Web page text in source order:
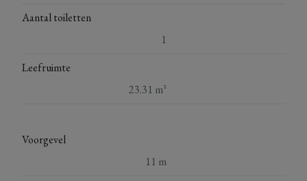
Aantal toiletten
1
Leefruimte
23.31 m²
Voorgevel
11 m